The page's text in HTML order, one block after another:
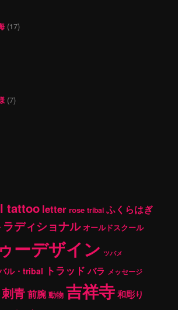
(17)
(7)
tattoo letter rose tribal ふくらはぎ
ディショナル オールドスクール
ーデザイン ツバメ
ル・tribal トラッド バラ メッセージ
刺青前腕 動物 吉祥寺和彫り